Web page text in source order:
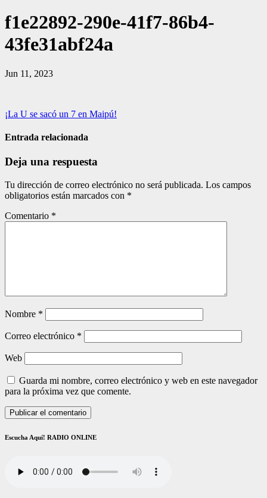
f1e22892-290e-41f7-86b4-
43fe31abf24a
Jun 11, 2023
Navegación
de
¡La U se sacó un 7 en Maipú!
Entrada relacionada
Deja una respuesta
Tu dirección de correo electrónico no será publicada. Los campos
obligatorios están marcados con *
Comentario *
Nombre *
Correo electrónico *
Web
Guarda mi nombre, correo electrónico y web en este navegador
para la próxima vez que comente.
Escucha Aquí! RADIO ONLINE